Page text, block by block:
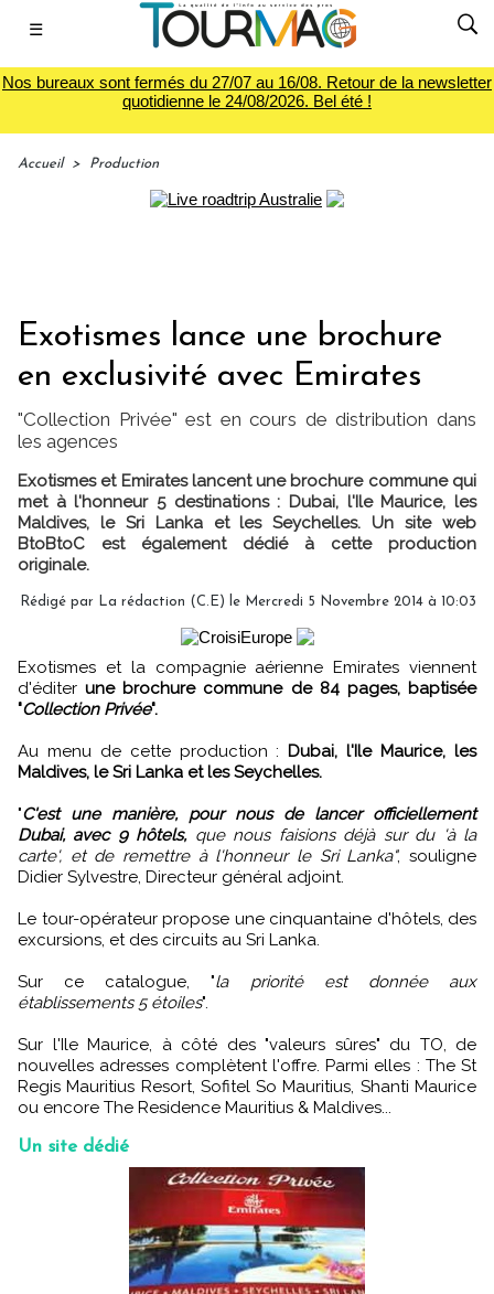
☰
Nos bureaux sont fermés du 27/07 au 16/08. Retour de la newsletter
quotidienne le 24/08/2026. Bel été !
Accueil > Production
Exotismes lance une brochure
en exclusivité avec Emirates
"Collection Privée" est en cours de distribution dans
les agences
Exotismes et Emirates lancent une brochure commune qui
met à l'honneur 5 destinations : Dubai, l'Ile Maurice, les
Maldives, le Sri Lanka et les Seychelles. Un site web
BtoBtoC est également dédié à cette production
originale.
Rédigé par La rédaction (C.E) le Mercredi 5 Novembre 2014 à 10:03
Exotismes et la compagnie aérienne Emirates viennent
d'éditerune brochure commune de 84 pages, baptisée
"Collection Privée".
Au menu de cette production : Dubai, l'Ile Maurice, les
Maldives, le Sri Lanka et les Seychelles.
"C'est une manière, pour nous de lancer officiellement
Dubai, avec 9 hôtels,que nous faisions déjà sur du 'à la
carte', et de remettre à l'honneur le Sri Lanka", souligne
Didier Sylvestre, Directeur général adjoint.
Le tour-opérateur propose une cinquantaine d'hôtels, des
excursions, et des circuits au Sri Lanka.
Sur ce catalogue, "la priorité est donnée aux
établissements 5 étoiles".
Sur l'Ile Maurice, à côté des "valeurs sûres" du TO, de
nouvelles adresses complètent l'offre. Parmi elles : The St
Regis Mauritius Resort, Sofitel So Mauritius, Shanti Maurice
ou encore The Residence Mauritius & Maldives...
Un site dédié